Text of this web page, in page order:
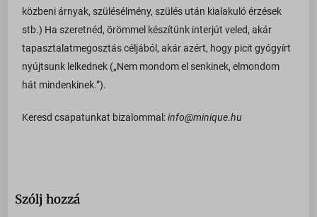
közbeni árnyak, szülésélmény, szülés után kialakuló érzések
stb.) Ha szeretnéd, örömmel készítünk interjút veled, akár
tapasztalatmegosztás céljából, akár azért, hogy picit gyógyírt
nyújtsunk lelkednek („Nem mondom el senkinek, elmondom
hát mindenkinek.”).
Keresd csapatunkat bizalommal:info@minique.hu
Szólj hozzá